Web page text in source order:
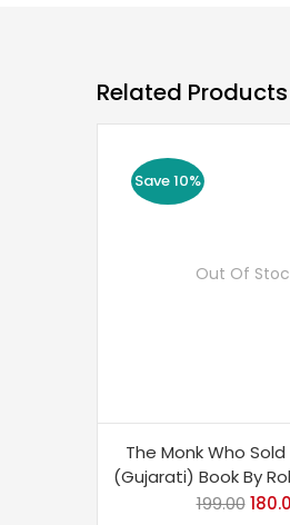
Related Products
Save 10%
Out Of
The Monk Who Sold
(Gujarati) Book By
199.00